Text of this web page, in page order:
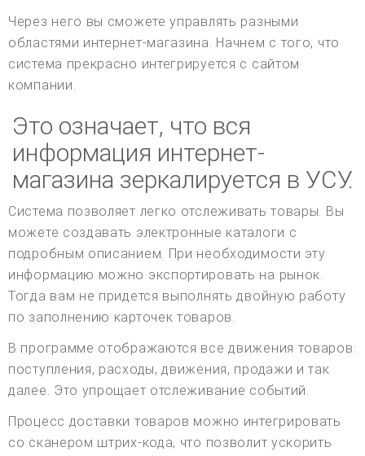
Через него вы сможете управлять разными
областями интернет-магазина. Начнем с того, что
система прекрасно интегрируется с сайтом
компании.
Это означает, что вся
информация интернет-
магазина зеркалируется в УСУ.
Система позволяет легко отслеживать товары. Вы
можете создавать электронные каталоги с
подробным описанием. При необходимости эту
информацию можно экспортировать на рынок.
Тогда вам не придется выполнять двойную работу
по заполнению карточек товаров.
В программе отображаются все движения товаров:
поступления, расходы, движения, продажи и так
далее. Это упрощает отслеживание событий.
Процесс доставки товаров можно интегрировать
со сканером штрих-кода, что позволит ускорить